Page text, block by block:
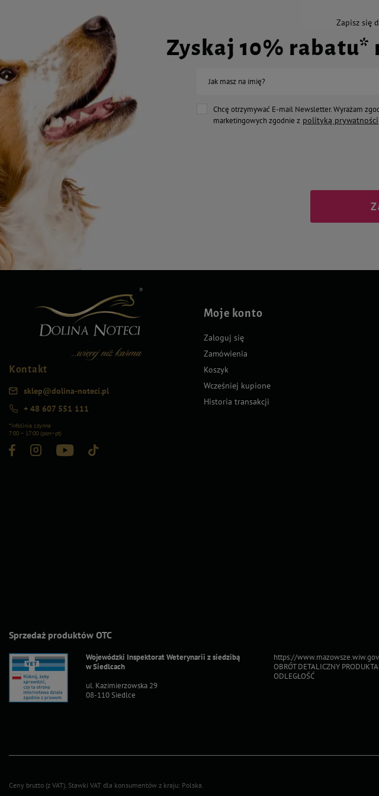
Zapisz się
Zyskaj 10% rabatu*
Jak masz na imię?
Chcę otrzymywać E-mail Newsletter. Wyrażam
marketingowych zgodnie z polityką prywatności
Kontakt
sklep@dolina-noteci.pl
+ 48 607 551 111
*Infolinia czynna
7:00 – 17:00 (pon–pt)
Moje konto
Zaloguj się
Zamówienia
Koszyk
Wcześniej kupione
Historia transakcji
Sprzedaż produktów OTC
Wojewódzki Inspektorat Weterynarii z siedzibą
w Siedlcach
ul. Kazimierzowska 29
08-110 Siedlce
https://
OBRÓT DETALICZNY
ODLEGŁOŚĆ
Ceny brutto (z VAT). Stawki VAT dla konsumentów z kraju: Polska.